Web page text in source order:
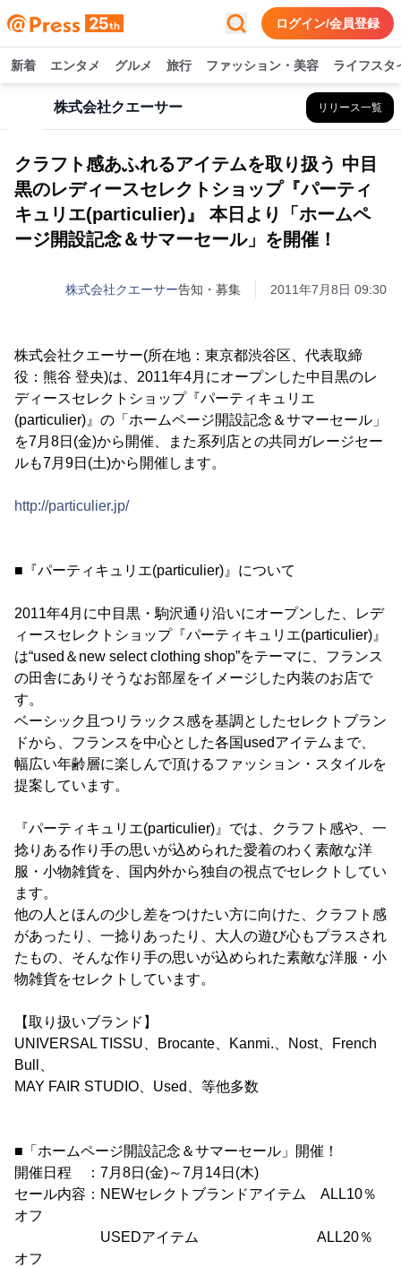
ログイン/会員登録
新着 エンタメ グルメ 旅行 ファッション・美容 ライフスタ
株式会社クエーサー リリース一覧
クラフト感あふれるアイテムを取り扱う 中目
黒のレディースセレクトショップ『パーティ
キュリエ(particulier)』 本日より「ホームペ
ージ開設記念＆サマーセール」を開催！
株式会社クエーサー告知・募集 2011年7月8日 09:30
株式会社クエーサー(所在地：東京都渋谷区、代表取締
役：熊谷 登央)は、2011年4月にオープンした中目黒のレ
ディースセレクトショップ『パーティキュリエ
(particulier)』の「ホームページ開設記念＆サマーセール」
を7月8日(金)から開催、また系列店との共同ガレージセー
ルも7月9日(土)から開催します。
http://particulier.jp/
■『パーティキュリエ(particulier)』について
2011年4月に中目黒・駒沢通り沿いにオープンした、レデ
ィースセレクトショップ『パーティキュリエ(particulier)』
は“used＆new select clothing shop”をテーマに、フランス
の田舎にありそうなお部屋をイメージした内装のお店で
す。
ベーシック且つリラックス感を基調としたセレクトブラン
ドから、フランスを中心とした各国usedアイテムまで、
幅広い年齢層に楽しんで頂けるファッション・スタイルを
提案しています。
『パーティキュリエ(particulier)』では、クラフト感や、一
捻りある作り手の思いが込められた愛着のわく素敵な洋
服・小物雑貨を、国内外から独自の視点でセレクトしてい
ます。
他の人とほんの少し差をつけたい方に向けた、クラフト感
があったり、一捻りあったり、大人の遊び心もプラスされ
たもの、そんな作り手の思いが込められた素敵な洋服・小
物雑貨をセレクトしています。
【取り扱いブランド】
UNIVERSAL TISSU、Brocante、Kanmi.、Nost、French
Bull、
MAY FAIR STUDIO、Used、等他多数
■「ホームページ開設記念＆サマーセール」開催！
開催日程 ：7月8日(金)～7月14日(木)
セール内容：NEWセレクトブランドアイテム ALL10％
オフ
USEDアイテム ALL20％
オフ